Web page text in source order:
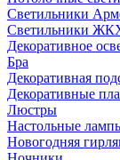
Светильники
Светильники
Декоративное
Бра
Декоративная
Декоративные
Люстры
Настольные
Новогодняя